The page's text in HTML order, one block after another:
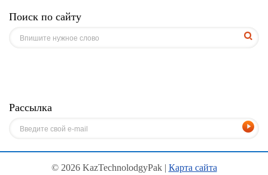
Поиск по сайту
Рассылка
© 2026 KazTechnolodgyPak | Карта сайта